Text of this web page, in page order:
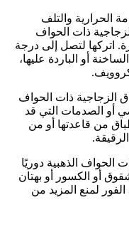
الحرارية والتلف
ذات الحواف
اتركها لتصل إلى درجة
أو الباردة عليها،
الزجاجية ذات الحواف
أو الصدمات التي قد
من قاعدتها أو من
الذهبية دوريًا
أو الكسور أو بهتان
لمنع المزيد من